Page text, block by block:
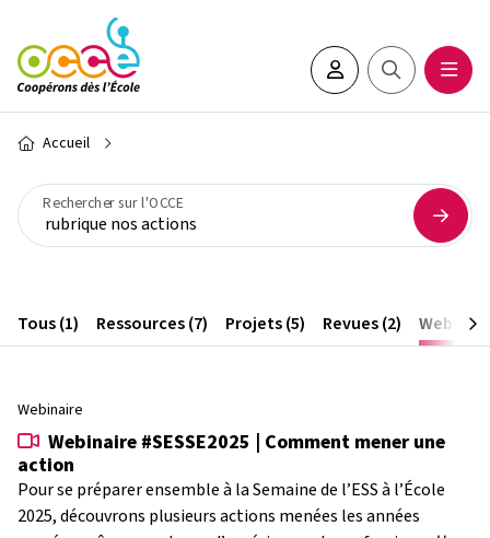
Aller au contenu principal
Espace adhérent•e
Rechercher
Fil d'Ariane
Accueil
Rechercher sur l'OCCE
Tous (1) Ressources (7) Projets (5) Revues (2)
Webinaire
Webinaire #SESSE2025 | Comment mener une
action
Pour se préparer ensemble à la Semaine de l’ESS à l’École
2025, découvrons plusieurs actions menées les années